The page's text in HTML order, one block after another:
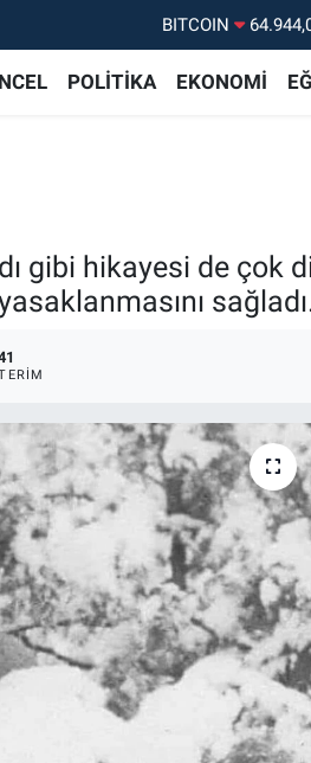
DOLAR
POLİTİKA EKONOMİ
gibi hikayesi de